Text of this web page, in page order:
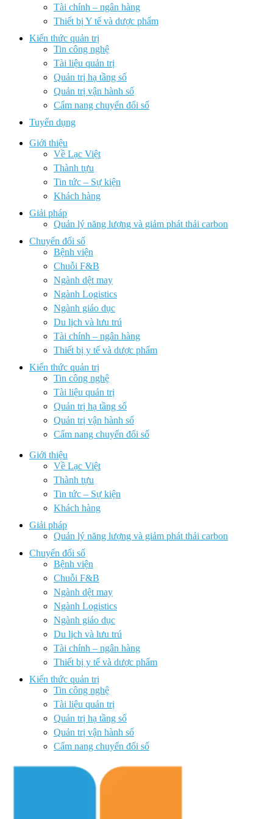
Tài chính – ngân hàng
Thiết bị Y tế và dược phẩm
Kiến thức quản trị
Tin công nghệ
Tài liệu quản trị
Quản trị hạ tầng số
Quản trị vận hành số
Cẩm nang chuyển đổi số
Tuyển dụng
Giới thiệu
Về Lạc Việt
Thành tựu
Tin tức – Sự kiện
Khách hàng
Giải pháp
Quản lý năng lượng và giảm phát thải carbon
Chuyển đổi số
Bệnh viện
Chuỗi F&B
Ngành dệt may
Ngành Logistics
Ngành giáo dục
Du lịch và lưu trú
Tài chính – ngân hàng
Thiết bị y tế và dược phẩm
Kiến thức quản trị
Tin công nghệ
Tài liệu quản trị
Quản trị hạ tầng số
Quản trị vận hành số
Cẩm nang chuyển đổi số
Giới thiệu
Về Lạc Việt
Thành tựu
Tin tức – Sự kiện
Khách hàng
Giải pháp
Quản lý năng lượng và giảm phát thải carbon
Chuyển đổi số
Bệnh viện
Chuỗi F&B
Ngành dệt may
Ngành Logistics
Ngành giáo dục
Du lịch và lưu trú
Tài chính – ngân hàng
Thiết bị y tế và dược phẩm
Kiến thức quản trị
Tin công nghệ
Tài liệu quản trị
Quản trị hạ tầng số
Quản trị vận hành số
Cẩm nang chuyển đổi số